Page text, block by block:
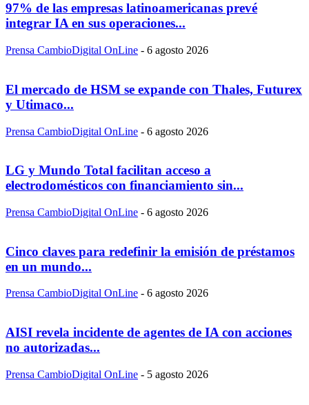
97% de las empresas latinoamericanas prevé
integrar IA en sus operaciones...
Prensa CambioDigital OnLine - 6 agosto 2026
El mercado de HSM se expande con Thales, Futurex
y Utimaco...
Prensa CambioDigital OnLine - 6 agosto 2026
LG y Mundo Total facilitan acceso a
electrodomésticos con financiamiento sin...
Prensa CambioDigital OnLine - 6 agosto 2026
Cinco claves para redefinir la emisión de préstamos
en un mundo...
Prensa CambioDigital OnLine - 6 agosto 2026
AISI revela incidente de agentes de IA con acciones
no autorizadas...
Prensa CambioDigital OnLine - 5 agosto 2026